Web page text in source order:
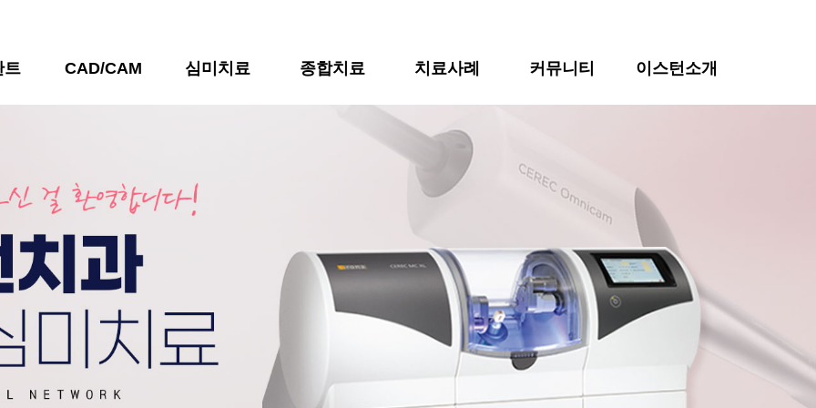
트 CAD/CAM 심미치료 종합치료 치료사례 커뮤니티 이스턴소개